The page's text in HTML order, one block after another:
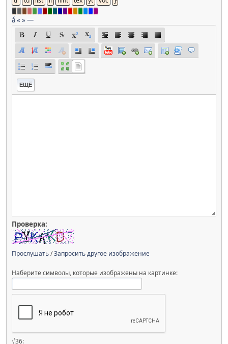
á« »—
ЕЩЁ
Проверка:
Прослушать/Запросить другое изображение
Наберите символы, которые изображены на картинке:
√36: